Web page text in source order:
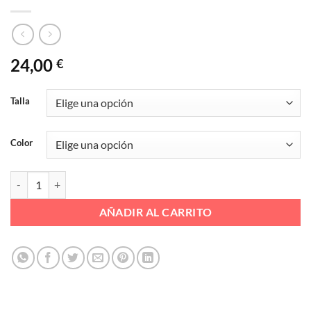
24,00 €
Talla
Color
AÑADIR AL CARRITO